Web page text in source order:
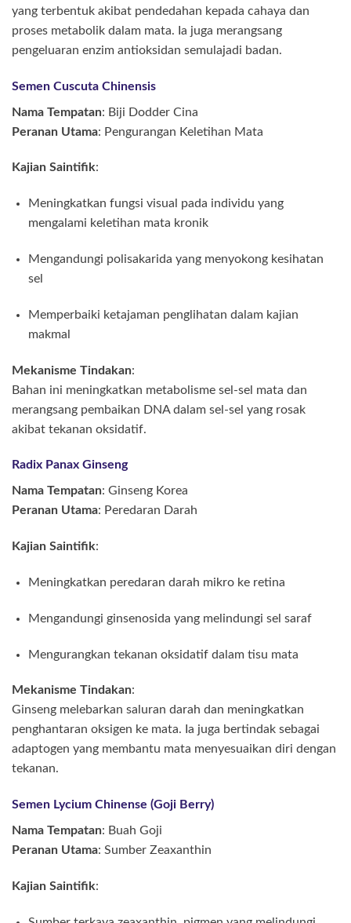
yang terbentuk akibat pendedahan kepada cahaya dan
proses metabolik dalam mata. Ia juga merangsang
pengeluaran enzim antioksidan semulajadi badan.
Semen Cuscuta Chinensis
Nama Tempatan: Biji Dodder Cina
Peranan Utama: Pengurangan Keletihan Mata
Kajian Saintifik:
Meningkatkan fungsi visual pada individu yang
mengalami keletihan mata kronik
Mengandungi polisakarida yang menyokong kesihatan
sel
Memperbaiki ketajaman penglihatan dalam kajian
makmal
Mekanisme Tindakan:
Bahan ini meningkatkan metabolisme sel-sel mata dan
merangsang pembaikan DNA dalam sel-sel yang rosak
akibat tekanan oksidatif.
Radix Panax Ginseng
Nama Tempatan: Ginseng Korea
Peranan Utama: Peredaran Darah
Kajian Saintifik:
Meningkatkan peredaran darah mikro ke retina
Mengandungi ginsenosida yang melindungi sel saraf
Mengurangkan tekanan oksidatif dalam tisu mata
Mekanisme Tindakan:
Ginseng melebarkan saluran darah dan meningkatkan
penghantaran oksigen ke mata. Ia juga bertindak sebagai
adaptogen yang membantu mata menyesuaikan diri dengan
tekanan.
Semen Lycium Chinense (Goji Berry)
Nama Tempatan: Buah Goji
Peranan Utama: Sumber Zeaxanthin
Kajian Saintifik: